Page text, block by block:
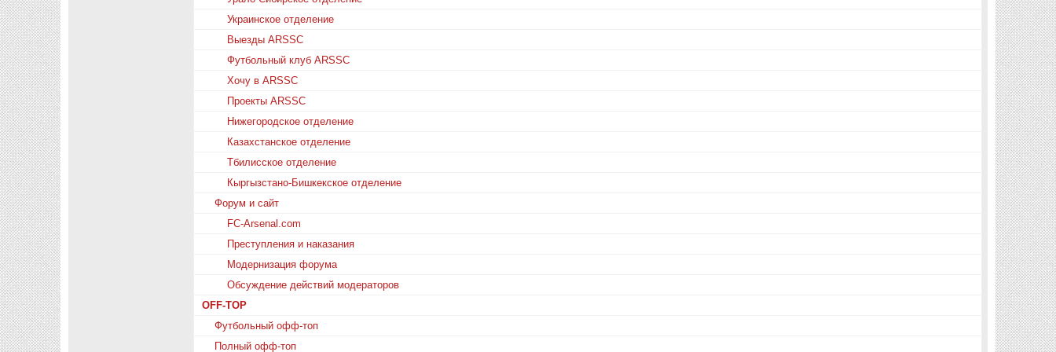
Украинское отделение
Выезды ARSSC
Футбольный клуб ARSSC
Хочу в ARSSC
Проекты ARSSC
Нижегородское отделение
Казахстанское отделение
Тбилисское отделение
Кыргызстано-Бишкекское отделение
Форум и сайт
FC-Arsenal.com
Преступления и наказания
Модернизация форума
Обсуждение действий модераторов
OFF-TOP
Футбольный офф-топ
Полный офф-топ